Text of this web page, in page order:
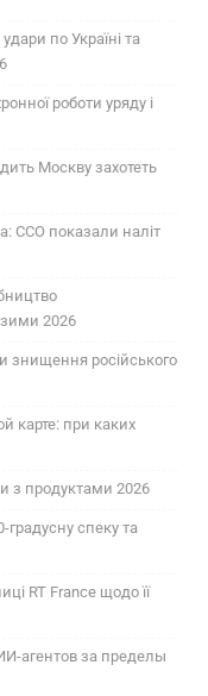
по Україні та
роботи уряду і
Москву захотеть
ССО показали наліт
2026
знищення російського
карте: при каких
з продуктами 2026
спеку та
RT France щодо її
агентов за пределы